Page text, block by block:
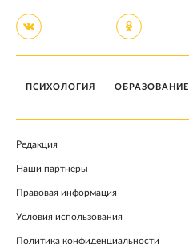
ПСИХОЛОГИЯ ОБРАЗОВАНИЕ
Редакция
Наши партнеры
Правовая информация
Условия использования
Политика конфиденциальности